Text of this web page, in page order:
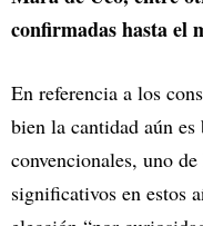
confirmadas hasta el
En referencia a los
bien la cantidad aún
convencionales, uno
significativos en estos